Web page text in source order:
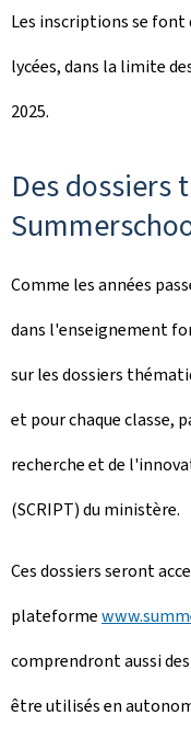
Les inscriptions se font
lycées, dans la limite
2025.
Des dossiers
Comme les années
dans l'enseignement
sur les dossiers
et pour chaque classe,
recherche et de
(SCRIPT) du ministère.
Ces dossiers seront
plateformewww.
comprendront aussi
être utilisés en